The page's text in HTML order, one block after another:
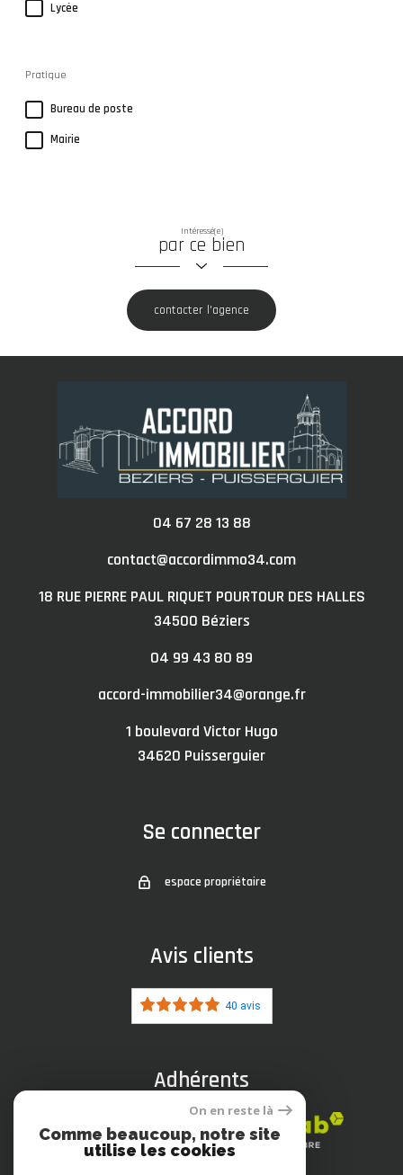
Lycée
Pratique
Bureau de poste
Mairie
Intéressé(e)
par ce bien
contacter l'agence
04 67 28 13 88
contact@accordimmo34.com
18 RUE PIERRE PAUL RIQUET POURTOUR DES HALLES
34500
béziers
04 99 43 80 89
accord-immobilier34@orange.fr
1 boulevard Victor Hugo
34620
puisserguier
Se connecter
espace propriétaire
Avis clients
40 avis
Adhérents
On en reste là
Comme beaucoup, notre site
utilise les cookies